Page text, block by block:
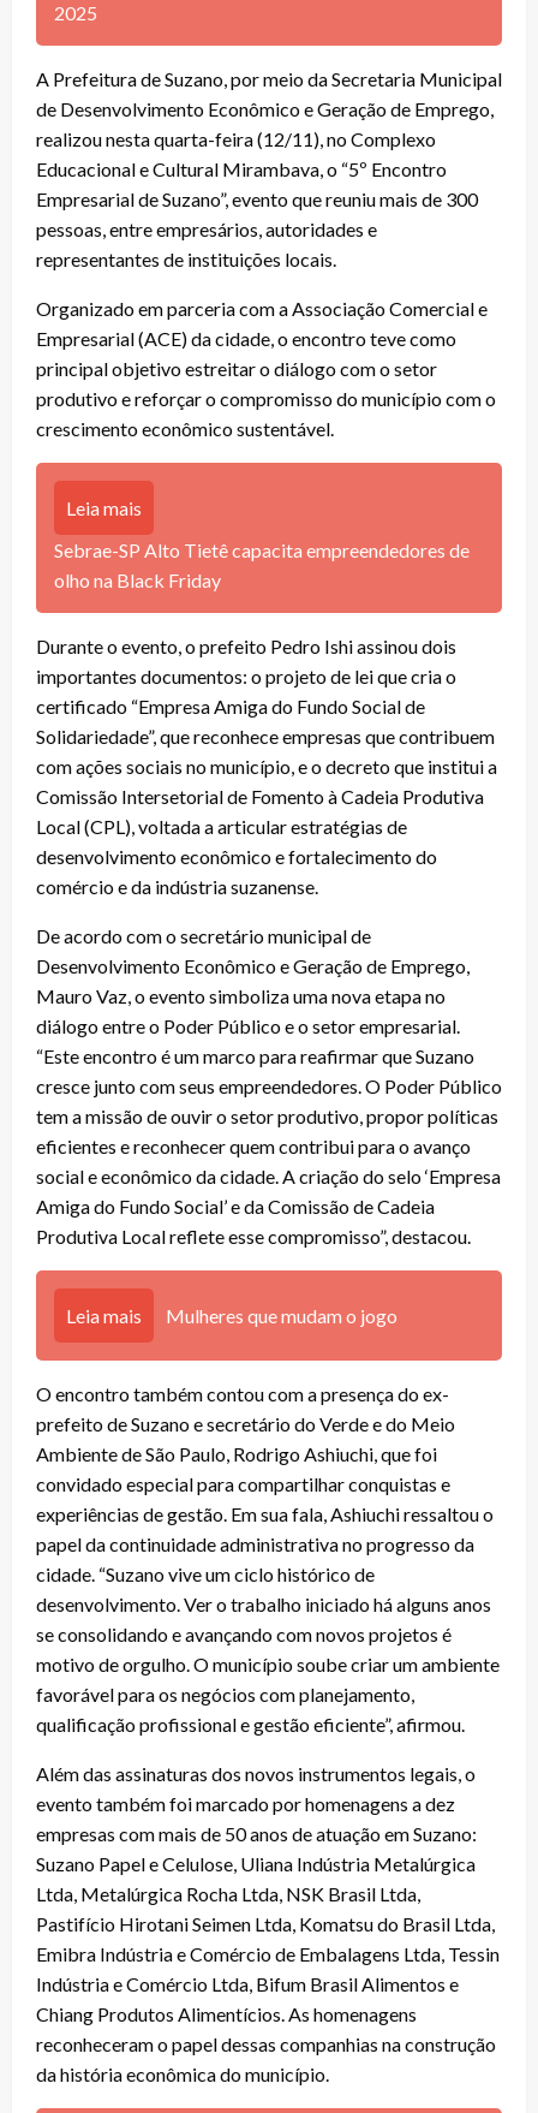
2025
A Prefeitura de Suzano, por meio da Secretaria Municipal
de Desenvolvimento Econômico e Geração de Emprego,
realizou nesta quarta-feira (12/11), no Complexo
Educacional e Cultural Mirambava, o “5º Encontro
Empresarial de Suzano”, evento que reuniu mais de 300
pessoas, entre empresários, autoridades e
representantes de instituições locais.
Organizado em parceria com a Associação Comercial e
Empresarial (ACE) da cidade, o encontro teve como
principal objetivo estreitar o diálogo com o setor
produtivo e reforçar o compromisso do município com o
crescimento econômico sustentável.
Leia mais
Sebrae-SP Alto Tietê capacita empreendedores de
olho na Black Friday
Durante o evento, o prefeito Pedro Ishi assinou dois
importantes documentos: o projeto de lei que cria o
certificado “Empresa Amiga do Fundo Social de
Solidariedade”, que reconhece empresas que contribuem
com ações sociais no município, e o decreto que institui a
Comissão Intersetorial de Fomento à Cadeia Produtiva
Local (CPL), voltada a articular estratégias de
desenvolvimento econômico e fortalecimento do
comércio e da indústria suzanense.
De acordo com o secretário municipal de
Desenvolvimento Econômico e Geração de Emprego,
Mauro Vaz, o evento simboliza uma nova etapa no
diálogo entre o Poder Público e o setor empresarial.
“Este encontro é um marco para reafirmar que Suzano
cresce junto com seus empreendedores. O Poder Público
tem a missão de ouvir o setor produtivo, propor políticas
eficientes e reconhecer quem contribui para o avanço
social e econômico da cidade. A criação do selo ‘Empresa
Amiga do Fundo Social’ e da Comissão de Cadeia
Produtiva Local reflete esse compromisso”, destacou.
Leia mais Mulheres que mudam o jogo
O encontro também contou com a presença do ex-
prefeito de Suzano e secretário do Verde e do Meio
Ambiente de São Paulo, Rodrigo Ashiuchi, que foi
convidado especial para compartilhar conquistas e
experiências de gestão. Em sua fala, Ashiuchi ressaltou o
papel da continuidade administrativa no progresso da
cidade. “Suzano vive um ciclo histórico de
desenvolvimento. Ver o trabalho iniciado há alguns anos
se consolidando e avançando com novos projetos é
motivo de orgulho. O município soube criar um ambiente
favorável para os negócios com planejamento,
qualificação profissional e gestão eficiente”, afirmou.
Além das assinaturas dos novos instrumentos legais, o
evento também foi marcado por homenagens a dez
empresas com mais de 50 anos de atuação em Suzano:
Suzano Papel e Celulose, Uliana Indústria Metalúrgica
Ltda, Metalúrgica Rocha Ltda, NSK Brasil Ltda,
Pastifício Hirotani Seimen Ltda, Komatsu do Brasil Ltda,
Emibra Indústria e Comércio de Embalagens Ltda, Tessin
Indústria e Comércio Ltda, Bifum Brasil Alimentos e
Chiang Produtos Alimentícios. As homenagens
reconheceram o papel dessas companhias na construção
da história econômica do município.